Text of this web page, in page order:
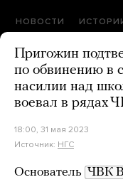
НОВОСТИ
Пригожин
по обвинению в
насилии над
воевал в рядах
18:00, 31 мая 2023
Источник: НГС
Основатель ЧВК